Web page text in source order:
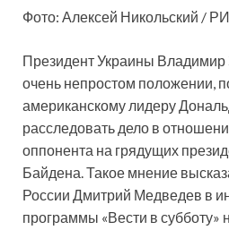
Фото: Алексей Никольский /
Президент Украины Владимир
очень непростом положении,
американскому лидеру
расследовать дело в
оппонента на грядущих
Байдена. Такое мнение
России Дмитрий Медведев в
программы «Вести в субботу»